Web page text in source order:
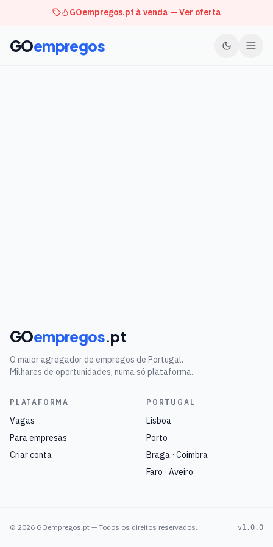
GOempregos.pt à venda — Ver oferta
GOempregos
GOempregos.pt
O maior agregador de empregos de Portugal.
Milhares de oportunidades, numa só plataforma.
PLATAFORMA
Vagas
Para empresas
Criar conta
PORTUGAL
Lisboa
Porto
Braga · Coimbra
Faro · Aveiro
© 2026 GOempregos.pt — Todos os direitos reservados. v1.0.0